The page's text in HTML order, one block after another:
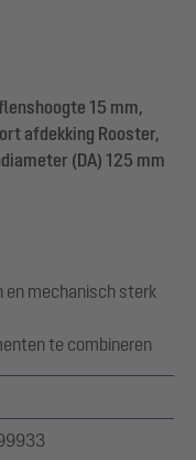
15 mm,
afdekking Rooster,
(DA) 125 mm
en mechanisch sterk
te combineren